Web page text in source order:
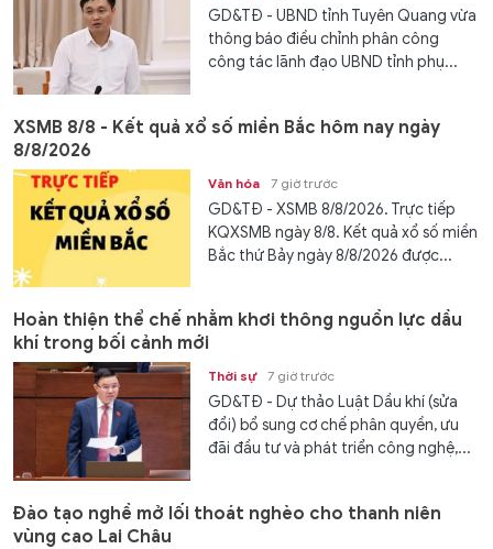
GD&TĐ - UBND tỉnh Tuyên Quang vừa
thông báo điều chỉnh phân công
công tác lãnh đạo UBND tỉnh phụ...
XSMB 8/8 - Kết quả xổ số miền Bắc hôm nay ngày
8/8/2026
Văn hóa 7 giờ trước
GD&TĐ - XSMB 8/8/2026. Trực tiếp
KQXSMB ngày 8/8. Kết quả xổ số miền
Bắc thứ Bảy ngày 8/8/2026 được...
Hoàn thiện thể chế nhằm khơi thông nguồn lực dầu
khí trong bối cảnh mới
Thời sự 7 giờ trước
GD&TĐ - Dự thảo Luật Dầu khí (sửa
đổi) bổ sung cơ chế phân quyền, ưu
đãi đầu tư và phát triển công nghệ,...
Đào tạo nghề mở lối thoát nghèo cho thanh niên
vùng cao Lai Châu